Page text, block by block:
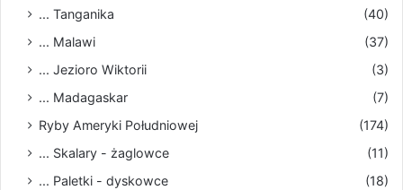
... Tanganika
(40)
... Malawi
(37)
... Jezioro Wiktorii
(3)
... Madagaskar
(7)
Ryby Ameryki Południowej
(174)
... Skalary - żaglowce
(11)
... Paletki - dyskowce
(18)